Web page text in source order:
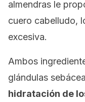
almendras le
cuero cabelludo,
excesiva.
Ambos
glándulas
hidratación de